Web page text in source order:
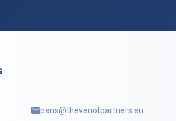
paris@thevenotpartners.eu